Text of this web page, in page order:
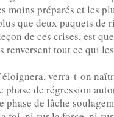
moins préparés et les
que deux paquets de
de ces crises, est
renversent tout ce qui
verra-t-on
phase de régression
phase de lâche